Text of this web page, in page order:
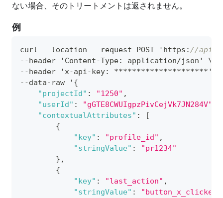
ない場合、そのトリートメントは返されません。
例
curl --location --request POST 'https : //
--header 'Content-Type:
application/json' \
--header 'x-api-key:
*********************' \
--data-raw ' {
"projectId" : "1250" ,
"userId" : "gGTE8CWUIgpzPivCejVk7JN284V"
"contextualAttributes" :
[
{
"key" : "profile_id" ,
"stringValue" :
"pr1234"
} ,
{
"key" : "last_action" ,
"stringValue" :
"button_x_clicked"